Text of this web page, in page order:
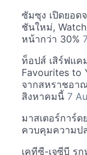
ซัมซุง เปิดยอด
ชันใหม่,
หน้ากว่า 30%
ท็อปส์ เสิร์ฟแค
Favourites to
จากสหราชอา
สิงหาคมนี้ 7
มาสเตอร์การ์
ควบคุมความป
เคทีซี-เจซีบี รุ